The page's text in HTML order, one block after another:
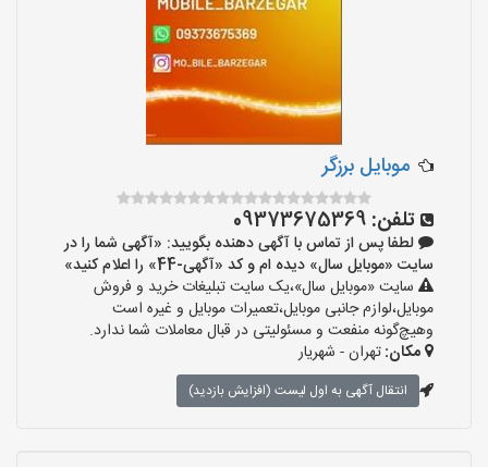
موبایل برزگر
تلفن: 09373675369
لطفا پس از تماس با آگهی دهنده بگویید: «آگهی شما را در
سایت «موبایل سال» دیده ام و کد «آگهی-44» را اعلام کنید»
سایت «موبایل سال»،یک سایت تبلیغات خرید و فروش
موبایل،لوازم جانبی موبایل،تعمیرات موبایل و غیره است
وهیچ‌گونه منفعت و مسئولیتی در قبال معاملات شما ندارد.
مکان:تهران - شهریار
انتقال آگهی به اول لیست (افزایش بازدید)